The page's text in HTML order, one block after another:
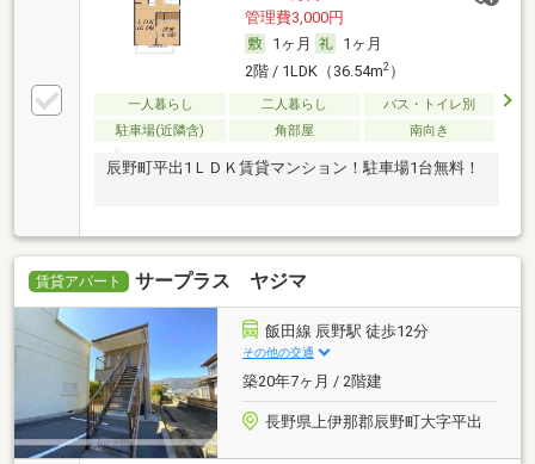
管理費3,000円
1ヶ月
1ヶ月
2階 / 1LDK（36.54m2）
一人暮らし 二人暮らし
バス・トイレ別
駐車場(近隣含)
角部屋 南向き
辰野町平出1ＬＤＫ賃貸マンション！駐車場1台無料！
賃貸アパート サープラス ヤジマ
飯田線 辰野駅 徒歩12分
その他の交通
築20年7ヶ月 / 2階建
長野県上伊那郡辰野町大字平出